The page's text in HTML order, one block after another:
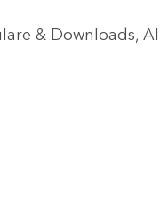
& Downloads,